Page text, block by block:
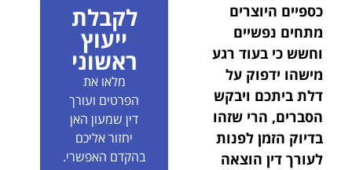
כספיים היוצרים
מתחים נפשיים
וחשש כי בעוד רגע
מישהו ידפוק על
דלת ביתכם ויבקש
הסברים, הרי שזהו
בדיוק הזמן לפנות
לעורך דין הוצאה
לקבלת
ייעוץ
ראשוני
מלאו את
הפרטים ועורך
דין שמעון האן
יחזור אליכם
בהקדם האפשרי.